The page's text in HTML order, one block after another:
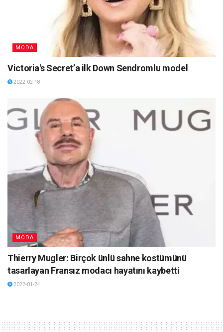
MODA
Victoria's Secret’a ilk Down Sendromlu model
2022-02-18
MODA
Thierry Mugler: Birçok ünlü sahne kostümünü
tasarlayan Fransız modacı hayatını kaybetti
2022-01-24